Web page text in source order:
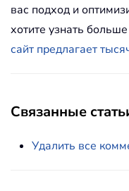
вас подход и
хотите узнать
сайт предлагает
Связанные
Удалить все